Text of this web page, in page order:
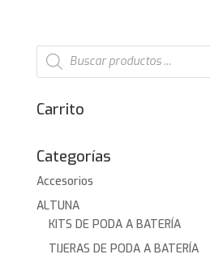
era:
1.499,00€.
es:
1.349,00€.
Búsqueda
de
productos
Carrito
Categorías
Accesorios
ALTUNA
KITS DE PODA A BATERÍA
TIJERAS DE PODA A BATERÍA